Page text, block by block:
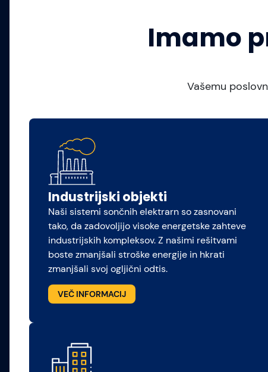
Imamo
Vašemu
Industrijski objekti
Naši sistemi sončnih elektrarn so zasnovani
tako, da zadovoljijo visoke energetske zahteve
industrijskih kompleksov. Z našimi rešitvami
boste zmanjšali stroške energije in hkrati
zmanjšali svoj ogljični odtis.​
VEČ INFORMACIJ